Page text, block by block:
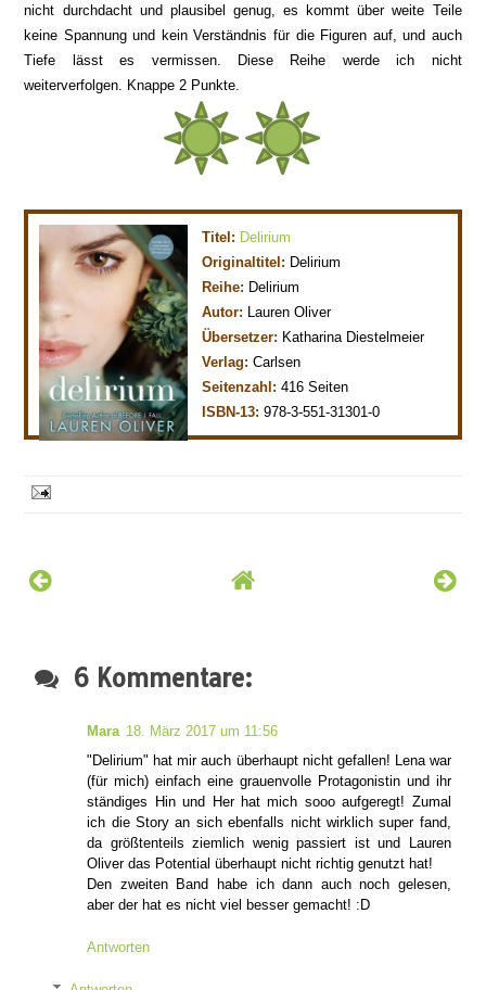
nicht durchdacht und plausibel genug, es kommt über weite Teile
keine Spannung und kein Verständnis für die Figuren auf, und auch
Tiefe lässt es vermissen. Diese Reihe werde ich nicht
weiterverfolgen. Knappe 2 Punkte.
Titel: Delirium
Originaltitel: Delirium
Reihe: Delirium
Autor: Lauren Oliver
Übersetzer: Katharina Diestelmeier
Verlag: Carlsen
Seitenzahl: 416 Seiten
ISBN-13: 978-3-551-31301-0
6 Kommentare:
Mara 18. März 2017 um 11:56
"Delirium" hat mir auch überhaupt nicht gefallen! Lena war
(für mich) einfach eine grauenvolle Protagonistin und ihr
ständiges Hin und Her hat mich sooo aufgeregt! Zumal
ich die Story an sich ebenfalls nicht wirklich super fand,
da größtenteils ziemlich wenig passiert ist und Lauren
Oliver das Potential überhaupt nicht richtig genutzt hat!
Den zweiten Band habe ich dann auch noch gelesen,
aber der hat es nicht viel besser gemacht! :D
Antworten